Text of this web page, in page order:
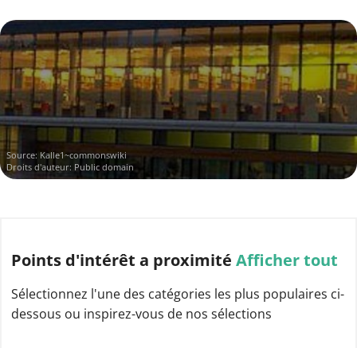
Source: Kalle1~commonswiki
Droits d'auteur: Public domain
Points d'intérêt a proximité Afficher tout
Sélectionnez l'une des catégories les plus populaires ci-
dessous ou inspirez-vous de nos sélections